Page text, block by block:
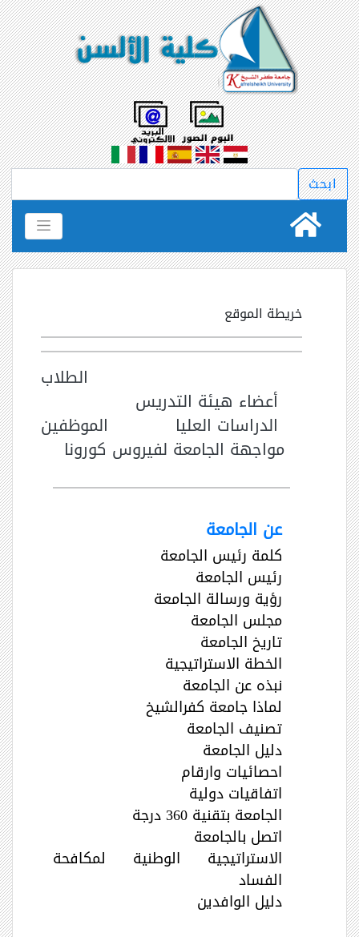
خريطة الموقع
الطلاب
أعضاء هيئة التدريس
الدراسات العليا الموظفين
مواجهة الجامعة لفيروس كورونا
عن الجامعة
كلمة رئيس الجامعة
رئيس الجامعة
رؤية ورسالة الجامعة
مجلس الجامعة
تاريخ الجامعة
الخطة الاستراتيجية
نبذه عن الجامعة
لماذا جامعة كفرالشيخ
تصنيف الجامعة
دليل الجامعة
احصائيات وارقام
اتفاقيات دولية
الجامعة بتقنية 360 درجة
اتصل بالجامعة
الاستراتيجية الوطنية لمكافحة
الفساد
دليل الوافدين